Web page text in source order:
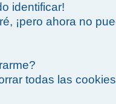
identificar!
¡pero ahora no
todas las